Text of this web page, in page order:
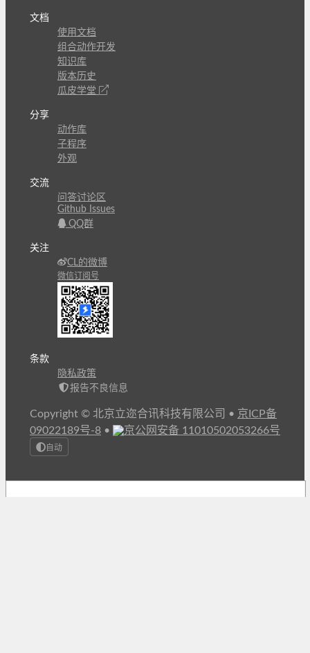
文档
使用文档
组合动作开发
知识库
版本历史
瓜皮学堂
分享
动作库
子程序
外观
交流
问答讨论区
Github Issues
QQ群
关注
CL的微博
微信订阅号
条款
隐私政策
报告不良信息
Copyright © 北京立迩合讯科技有限公司 • 京ICP备
09022189号-8 • 京公网安备 11010502053266号
自动